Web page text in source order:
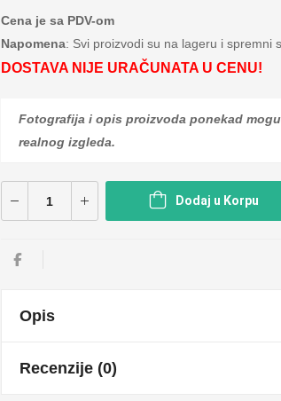
Cena je sa PDV-om
Napomena: Svi proizvodi su na lageru i spremni
DOSTAVA NIJE URAČUNATA U CENU!
Fotografija i opis proizvoda ponekad
realnog izgleda.
Dodaj u Korpu
Opis
Recenzije (0)